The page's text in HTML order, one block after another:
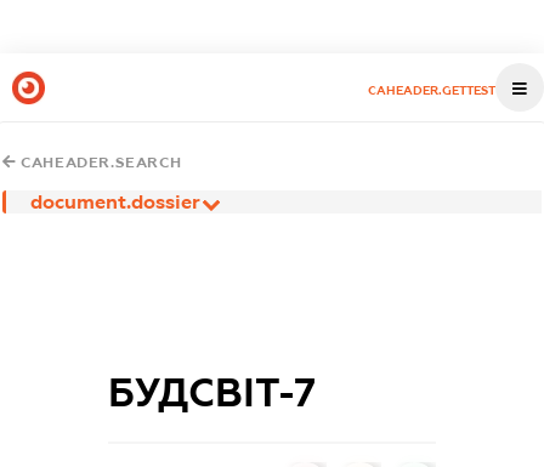
CAHEADER.GETTEST
CAHEADER.SEARCH
document.dossier
БУДСВІТ-7